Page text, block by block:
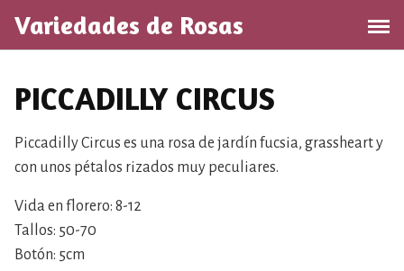
l
Variedades de Rosas
PICCADILLY CIRCUS
Piccadilly Circus es una rosa de jardín fucsia, grassheart y
con unos pétalos rizados muy peculiares.
Vida en florero: 8-12
Tallos: 50-70
Botón: 5cm